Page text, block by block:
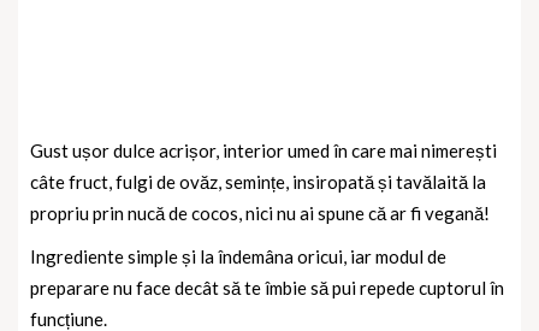
Gust ușor dulce acrișor, interior umed în care mai nimerești
câte fruct, fulgi de ovăz, semințe, insiropată și tavălaită la
propriu prin nucă de cocos, nici nu ai spune că ar fi vegană!
Ingrediente simple și la îndemâna oricui, iar modul de
preparare nu face decât să te îmbie să pui repede cuptorul în
funcțiune.